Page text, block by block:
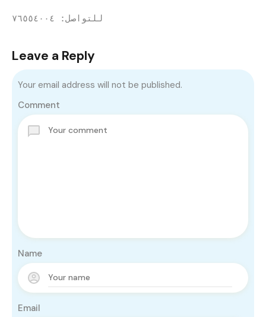
للتواصل: ٧٦٥٥٤٠٠٤
Leave a Reply
Your email address will not be published.
Comment
Name
Email